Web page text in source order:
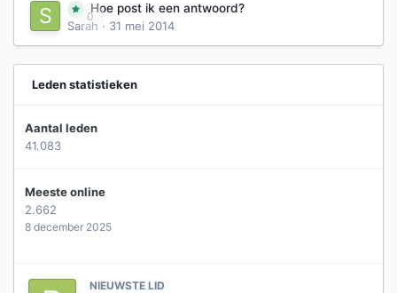
0
Hoe post ik een antwoord?
Sarah · 31 mei 2014
Leden statistieken
Aantal leden
41.083
Meeste online
2.662
8 december 2025
NIEUWSTE LID